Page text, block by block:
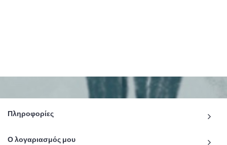
Πληροφορίες
Ο λογαριασμός μου